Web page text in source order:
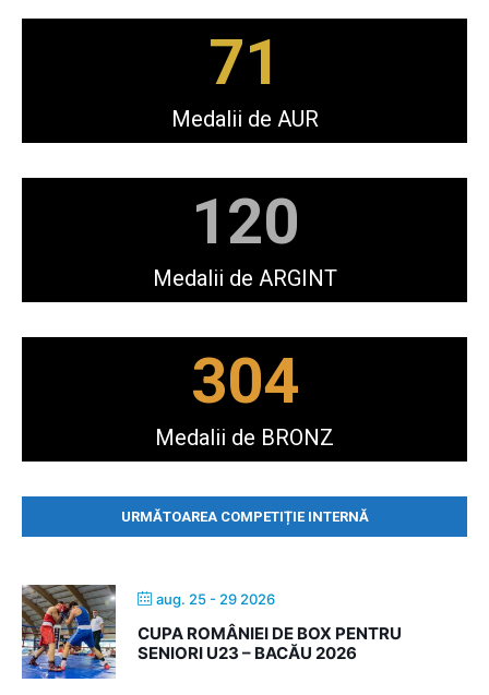
71
Medalii de AUR
120
Medalii de ARGINT
304
Medalii de BRONZ
URMĂTOAREA COMPETIȚIE INTERNĂ
aug. 25 - 29 2026
CUPA ROMÂNIEI DE BOX PENTRU
SENIORI U23 – BACĂU 2026